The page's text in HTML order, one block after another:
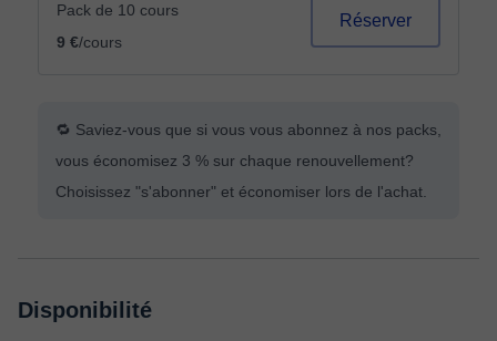
Pack de 10 cours
9 €/cours
Réserver
🔁 Saviez-vous que si vous vous abonnez à nos packs,
vous économisez 3 % sur chaque renouvellement?
Choisissez "s'abonner" et économiser lors de l'achat.
Disponibilité